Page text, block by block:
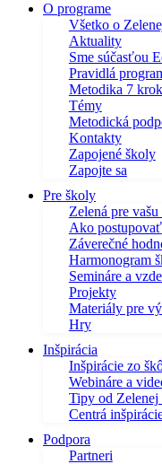
O programe
Všetko o
Aktuality
Sme súčasťou
Pravidlá
Metodika 7
Témy
Metodická
Kontakty
Zapojené školy
Zapojte sa
Pre školy
Zelená pre vašu
Ako postupovať
Záverečné
Harmonogram
Semináre a
Projekty
Materiály pre
Hry
Inšpirácia
Inšpirácie zo
Webináre a
Tipy od Zelenej
Centrá
Podpora
Partneri